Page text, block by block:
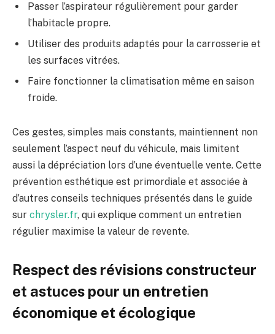
Passer l’aspirateur régulièrement pour garder
l’habitacle propre.
Utiliser des produits adaptés pour la carrosserie et
les surfaces vitrées.
Faire fonctionner la climatisation même en saison
froide.
Ces gestes, simples mais constants, maintiennent non
seulement l’aspect neuf du véhicule, mais limitent
aussi la dépréciation lors d’une éventuelle vente. Cette
prévention esthétique est primordiale et associée à
d’autres conseils techniques présentés dans le guide
sur chrysler.fr, qui explique comment un entretien
régulier maximise la valeur de revente.
Respect des révisions constructeur
et astuces pour un entretien
économique et écologique